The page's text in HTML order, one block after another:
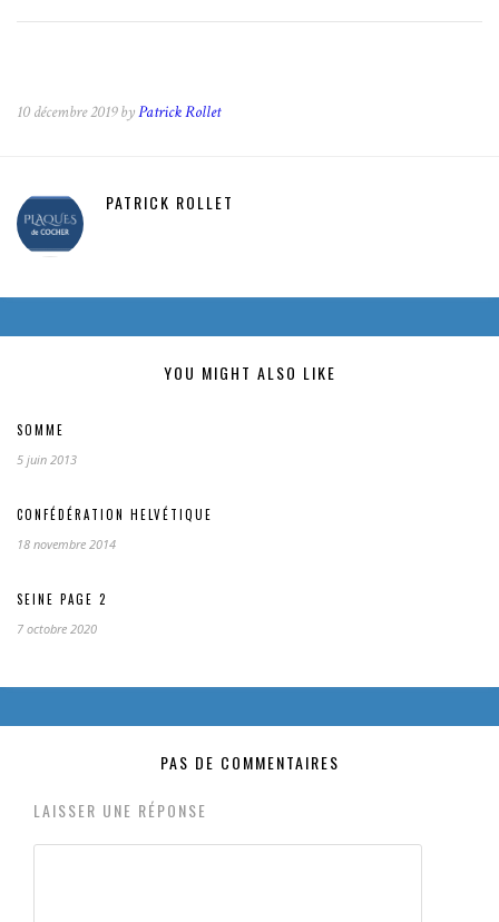
10 décembre 2019 byPatrick Rollet
PATRICK ROLLET
YOU MIGHT ALSO LIKE
SOMME
5 juin 2013
CONFÉDÉRATION HELVÉTIQUE
18 novembre 2014
SEINE PAGE 2
7 octobre 2020
PAS DE COMMENTAIRES
LAISSER UNE RÉPONSE